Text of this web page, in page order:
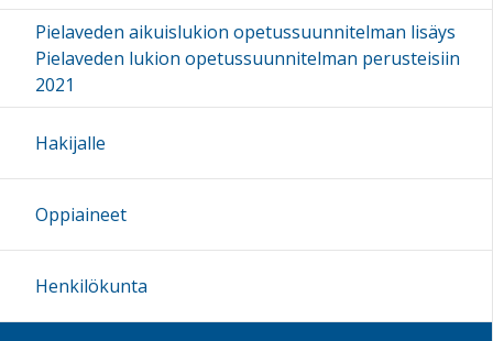
Pielaveden aikuislukion opetussuunnitelman lisäys
Pielaveden lukion opetussuunnitelman perusteisiin
2021
Hakijalle
Oppiaineet
Henkilökunta